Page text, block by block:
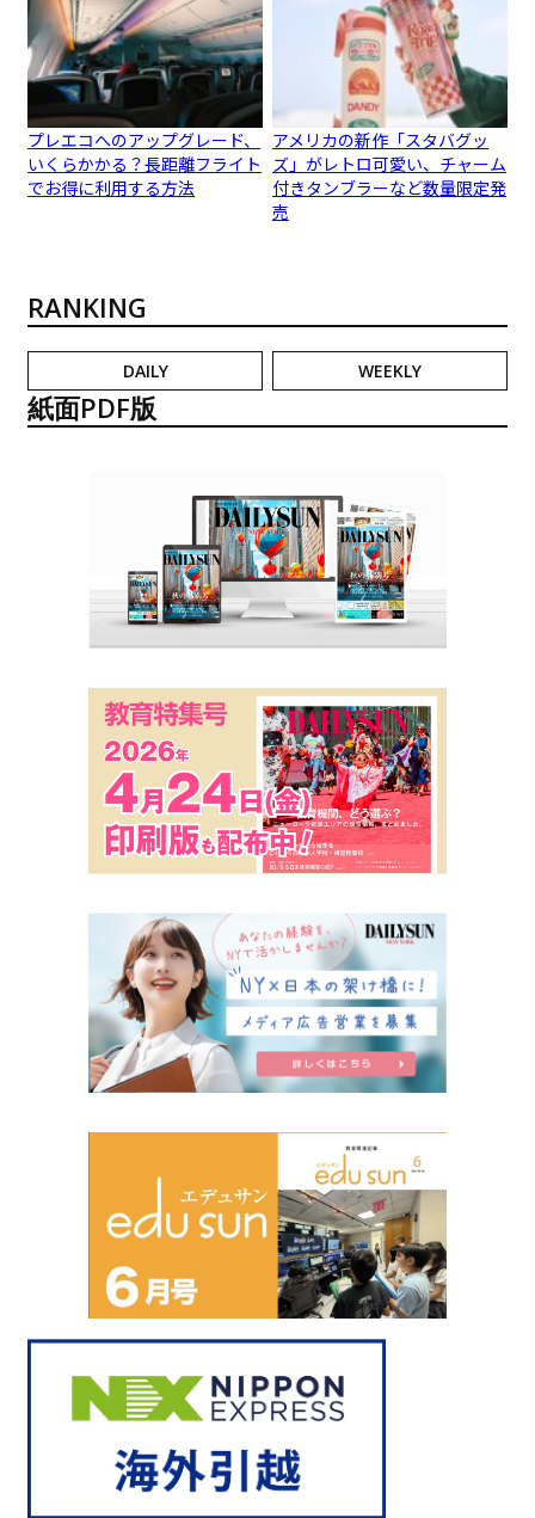
プレエコへのアップグレード、
いくらかかる？長距離フライト
でお得に利用する方法
アメリカの新作「スタバグッ
ズ」がレトロ可愛い、チャーム
付きタンブラーなど数量限定発
売
RANKING
DAILY WEEKLY
紙面PDF版